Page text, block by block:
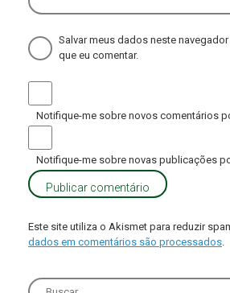
Salvar meus dados neste
que eu comentar.
Notifique-me sobre novos comentários
Notifique-me sobre novas publicações
Este site utiliza o Akismet para reduzir
dados em comentários são processados.
Search